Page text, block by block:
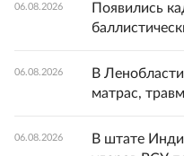
06.08.2026
Появились
06.08.2026
В
матрас,
06.08.2026
В штате